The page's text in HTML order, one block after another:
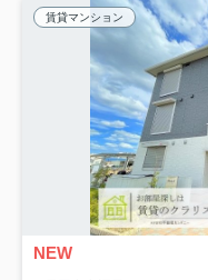
賃貸マンション
NEW